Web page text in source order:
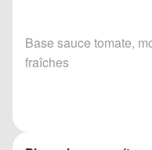
Base sauce tomate,
fraîches